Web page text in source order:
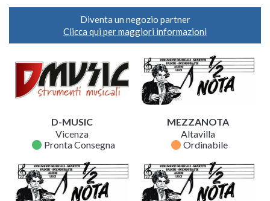
Diventa un negozio partner
Clicca qui per maggiori informazioni
D-MUSIC
Vicenza
fiber_manual_record Pronta Consegna
MEZZANOTA
Altavilla
fiber_manual_record Ordinabile